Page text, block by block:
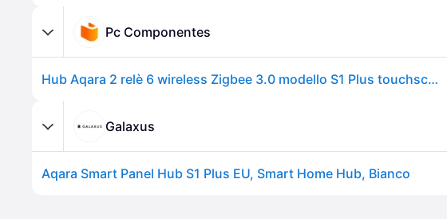
Pc Componentes
Hub Aqara 2 relè 6 wireless Zigbee 3.0 modello S1 Plus touchscreen
Galaxus
Aqara Smart Panel Hub S1 Plus EU, Smart Home Hub, Bianco